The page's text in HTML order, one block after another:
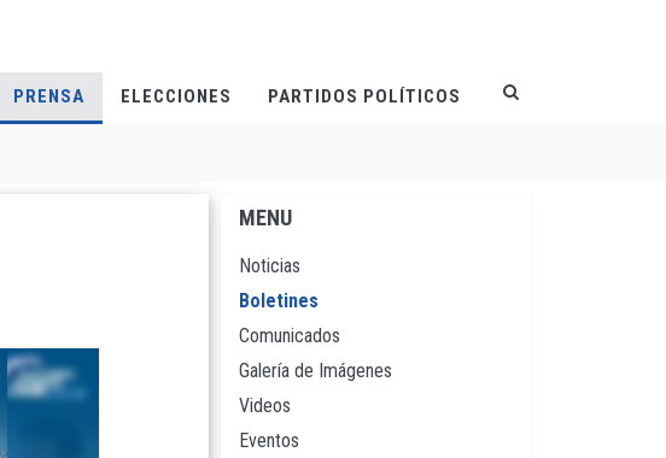
PRENSA ELECCIONES PARTIDOS POLÍTICOS
Navegación
principal
MENU
Noticias
Boletines
Comunicados
Galería de Imágenes
Videos
Eventos